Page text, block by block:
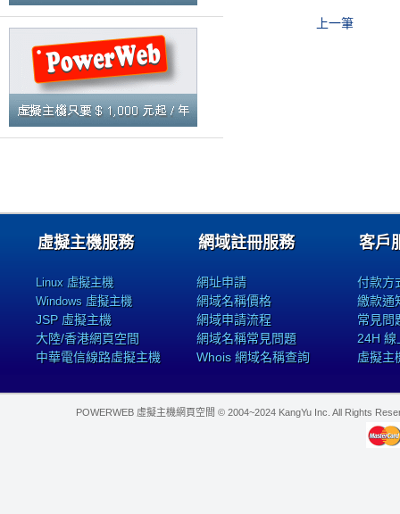
上一筆
虛擬主機服務
Linux 虛擬主機
Windows 虛擬主機
JSP 虛擬主機
大陸/香港網頁空間
中華電信線路虛擬主機
網域註冊服務
網址申請
網域名稱價格
網域申請流程
網域名稱常見問題
Whois 網域名稱查詢
客戶
付款方
繳款通
常見問
24H 線
虛擬主
POWERWEB 虛擬主機網頁空間 © 2004~2024 KangYu Inc. All Rights